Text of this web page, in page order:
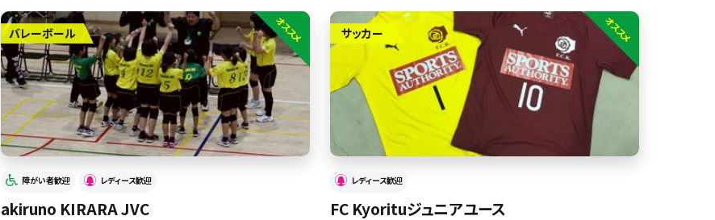
バレーボール オススメ
障がい者歓迎 レディース歓迎
akiruno KIRARA JVC
サッカー オススメ
レディース歓迎
FC Kyorituジュニアユース